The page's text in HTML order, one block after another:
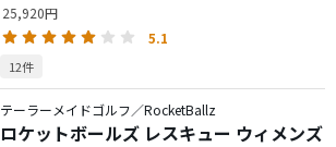
25,920円
5.1
12件
テーラーメイドゴルフ／RocketBallz
ロケットボールズ レスキュー ウィメンズ